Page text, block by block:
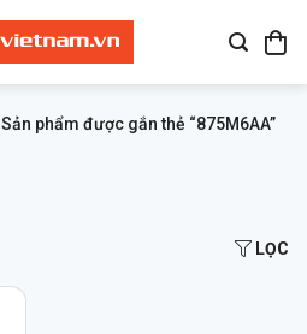
Sản phẩm được gắn thẻ “875M6AA”
LỌC